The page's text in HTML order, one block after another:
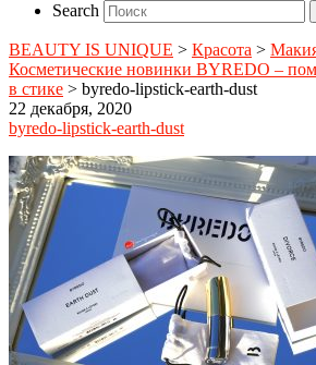
Search
BEAUTY IS UNIQUE > Красота >
Косметические новинки BYREDO –
в стике > byredo-lipstick-earth-dust
22 декабря, 2020
byredo-lipstick-earth-dust